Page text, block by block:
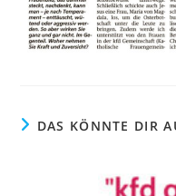
DAS KÖNNTE DIR